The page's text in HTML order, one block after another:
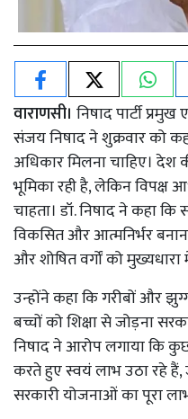
वाराणसी। निषाद पार्टी प्रमुख
संजय निषाद ने शुक्रवार को
अधिकार मिलना चाहिए।
भूमिका रही है, लेकिन विपक्ष
चाहता। डॉ. निषाद ने कहा
विकसित और आत्मनिर्भर
और शोषित वर्गों को मुख्यधारा
उन्होंने कहा कि गरीबों और
बच्चों को शिक्षा से जोड़ना
निषाद ने आरोप लगाया कि
करते हुए स्वयं लाभ उठा रहे
सरकारी योजनाओं का पूरा